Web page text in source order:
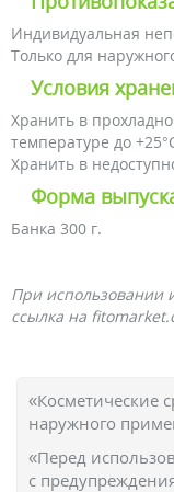
Индивидуальная
Только для
Условия
Хранить в
температуре до
Хранить в
Форма
Банка 300 г.
При использовании
ссылка на
«Косметические
наружного
«Перед
с